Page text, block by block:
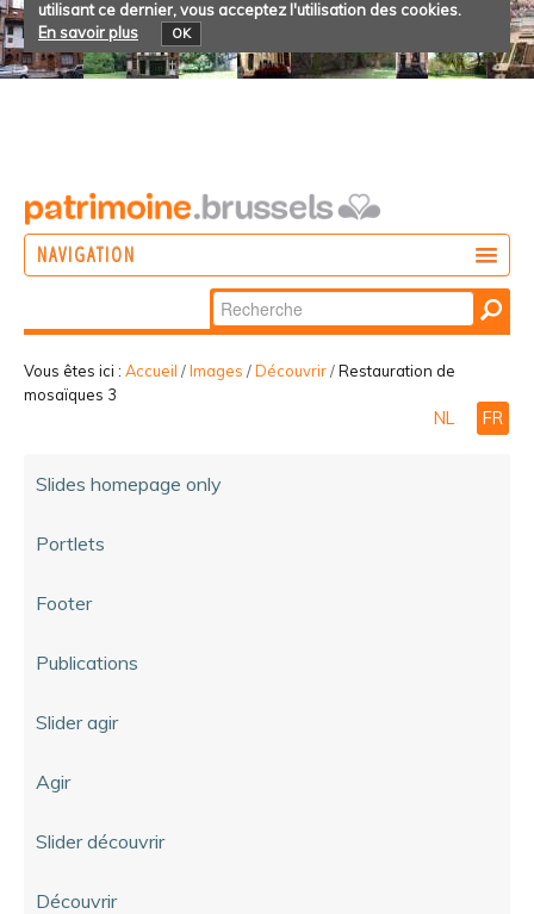
utilisant ce dernier, vous acceptez l'utilisation des cookies.
En savoir plus
OK
NAVIGATION
PARTICIPER
Chercher par
Recherche
avancée…
Vous êtes ici : Accueil /Images /Découvrir/Restauration de
mosaïques 3
NL FR
Slides homepage only
Portlets
Footer
Publications
Slider agir
Agir
Slider découvrir
Découvrir